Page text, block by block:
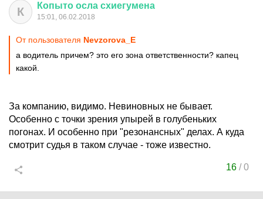
К Копыто осла схиегумена
15:01, 06.02.2018
От пользователя Nevzorova_E
а водитель причем? это его зона ответственности? капец
какой.
За компанию, видимо. Невиновных не бывает.
Особенно с точки зрения упырей в голубеньких
погонах. И особенно при "резонансных" делах. А куда
смотрит судья в таком случае - тоже известно.
16 /0